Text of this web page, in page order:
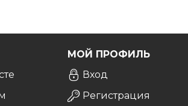
МОЙ ПРОФИЛЬ
Вход
Регистрация